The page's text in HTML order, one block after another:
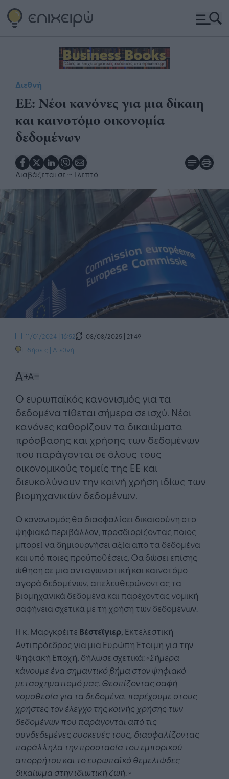
Διεθνή
ΕΕ: Νέοι κανόνες για μια δίκαιη
και καινοτόμο οικονομία
δεδομένων
Διαβάζεται σε ~ 1 λεπτό
11/01/2024 | 16:52
08/08/2025 | 21:49
Ειδήσεις | Διεθνή
Ο ευρωπαϊκός κανονισμός για τα
δεδομένα τίθεται σήμερα σε ισχύ. Νέοι
κανόνες καθορίζουν τα δικαιώματα
πρόσβασης και χρήσης των δεδομένων
που παράγονται σε όλους τους
οικονομικούς τομείς της ΕΕ και
διευκολύνουν την κοινή χρήση ιδίως των
βιομηχανικών δεδομένων.
Ο κανονισμός θα διασφαλίσει δικαιοσύνη στο
ψηφιακό περιβάλλον, προσδιορίζοντας ποιος
μπορεί να δημιουργήσει αξία από τα δεδομένα
και υπό ποιες προϋποθέσεις. Θα δώσει επίσης
ώθηση σε μια ανταγωνιστική και καινοτόμο
αγορά δεδομένων, απελευθερώνοντας τα
βιομηχανικά δεδομένα και παρέχοντας νομική
σαφήνεια σχετικά με τη χρήση των δεδομένων.
Η κ. Μαργκρέιτε Βέστεϊγιερ, Εκτελεστική
Αντιπρόεδρος για μια Ευρώπη Έτοιμη για την
Ψηφιακή Εποχή, δήλωσε σχετικά: «Σήμερα
κάνουμε ένα σημαντικό βήμα στον ψηφιακό
μετασχηματισμό μας. Θεσπίζοντας σαφή
νομοθεσία για τα δεδομένα, παρέχουμε στους
χρήστες τον έλεγχο της κοινής χρήσης των
δεδομένων που παράγονται από τις
συνδεδεμένες συσκευές τους, διασφαλίζοντας
παράλληλα την προστασία του εμπορικού
απορρήτου και το ευρωπαϊκό θεμελιώδες
δικαίωμα στην ιδιωτική ζωή. »